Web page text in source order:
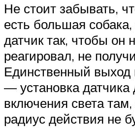
Не стоит забывать,
есть большая собака,
датчик так, чтобы он
реагировал, не
Единственный выход
— установка
включения света там,
радиус действия не